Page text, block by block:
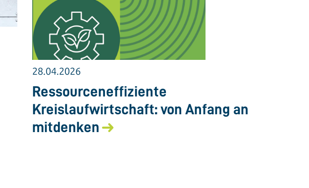
28.04.2026
Ressourceneffiziente
Kreislaufwirtschaft: von Anfang an
mitdenken